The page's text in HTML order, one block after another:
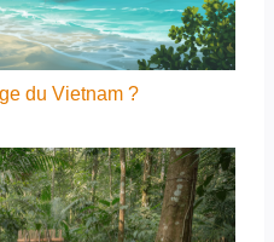
du Vietnam ?